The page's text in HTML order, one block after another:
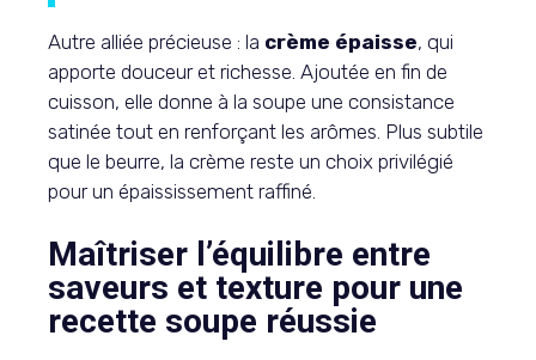
Autre alliée précieuse : la crème épaisse, qui
apporte douceur et richesse. Ajoutée en fin de
cuisson, elle donne à la soupe une consistance
satinée tout en renforçant les arômes. Plus subtile
que le beurre, la crème reste un choix privilégié
pour un épaississement raffiné.
Maîtriser l’équilibre entre
saveurs et texture pour une
recette soupe réussie